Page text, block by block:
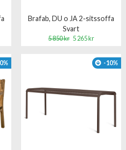
Brafab, DU o JA 2-sitssoffa
Svart
5 850 kr 5 265 kr
-10%